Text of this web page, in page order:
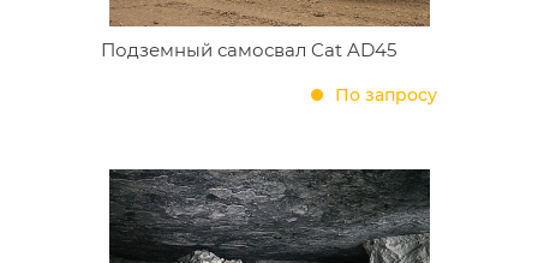
Подземный самосвал Cat AD45
По запросу